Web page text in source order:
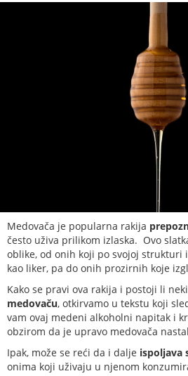
Medovača je popularna rakija
često uživa prilikom izlaska. Ovo
oblike, od onih koji po svojoj strukturi
kao liker, pa do onih prozirnih koje
Kako se pravi ova rakija i postoji li neki
medovaču, otkirvamo u tekstu koji
vam ovaj medeni alkoholni napitak i
obzirom da je upravo medovača
Ipak, može se reći da i dalje ispoljava
onima koji uživaju u njenom